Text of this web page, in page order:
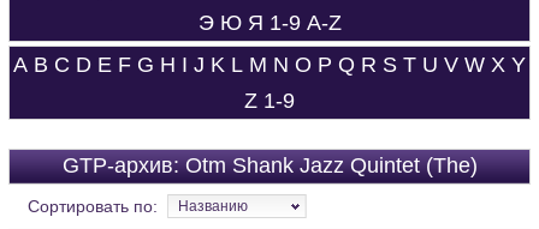
Э Ю Я 1-9 A-Z
A B C D E F G H I J K L M N O P Q R S T U V W X Y
Z 1-9
GTP-архив: Otm Shank Jazz Quintet (The)
Сортировать по: Названию